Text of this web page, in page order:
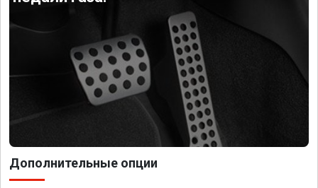
Дополнительные опции